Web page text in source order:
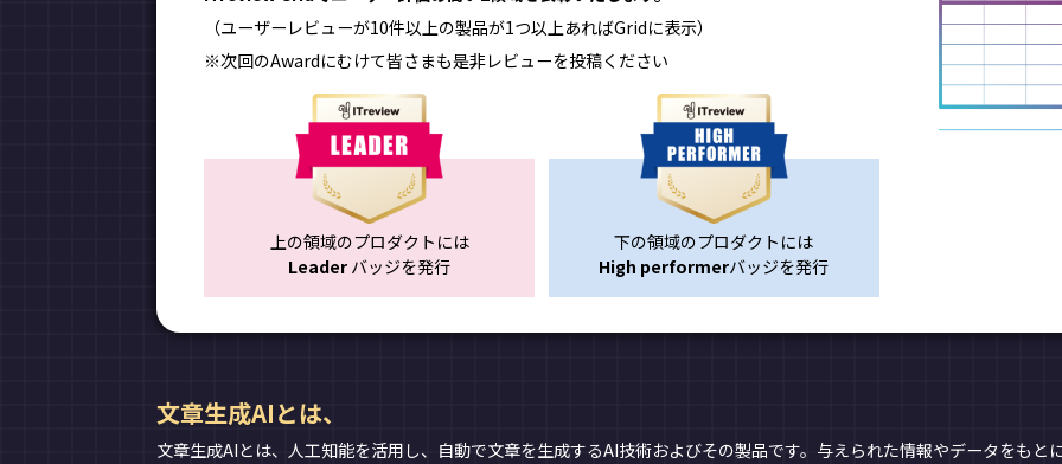
（ユーザーレビューが10件以上の製品が1つ以上あればGridに表示）
※次回のAwardにむけて皆さまも是非レビューを投稿ください
上の領域のプロダクトには
Leader バッジを発行
下の領域のプロダクトには
High performerバッジを発行
文章生成AIとは、
文章生成AIとは、人工知能を活用し、自動で文章を生成するAI技術およびその製品です。与えられた情報やデータをもと